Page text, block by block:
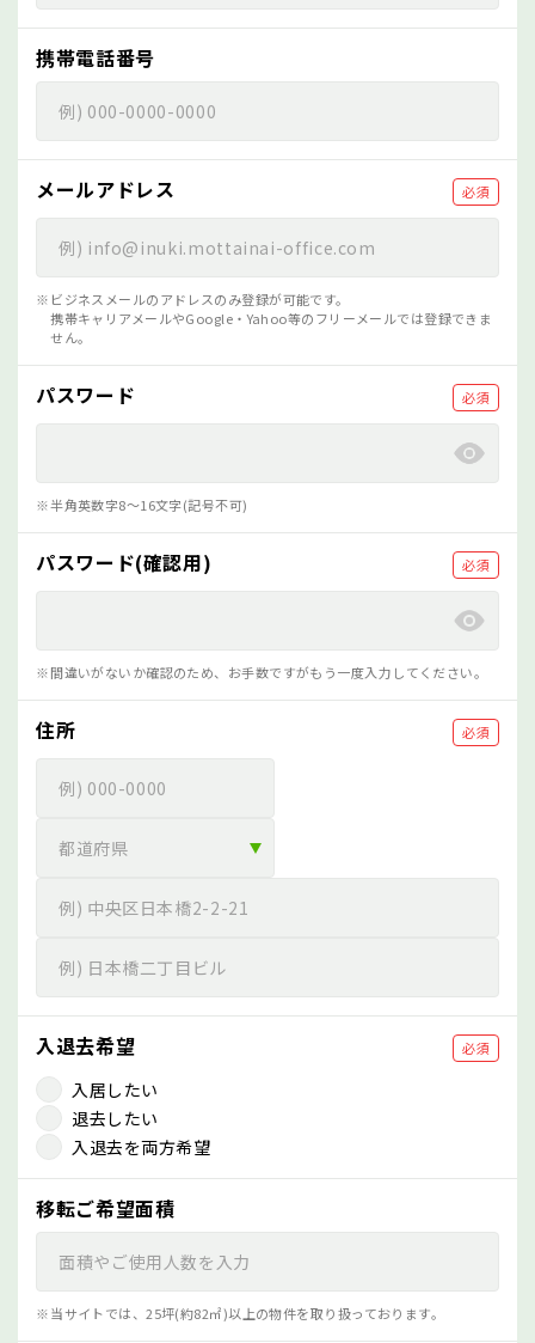
携帯電話番号
メールアドレス 必須
ビジネスメールのアドレスのみ登録が可能です。
携帯キャリアメールやGoogle・Yahoo等のフリーメールでは登録できま
せん。
パスワード 必須
半角英数字8～16文字(記号不可)
パスワード(確認用) 必須
間違いがないか確認のため、お手数ですがもう一度入力してください。
住所 必須
入退去希望 必須
入居したい
退去したい
入退去を両方希望
移転ご希望面積
当サイトでは、25坪(約82㎡)以上の物件を取り扱っております。